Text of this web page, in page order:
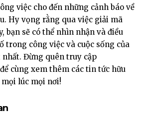
việc cho đến những cảnh báo về
Hy vọng rằng qua việc giải mã
bạn sẽ có thể nhìn nhận và điều
trong công việc và cuộc sống của
Đừng quên truy cập
để cùng xem thêm các tin tức hữu
lúc mọi nơi!